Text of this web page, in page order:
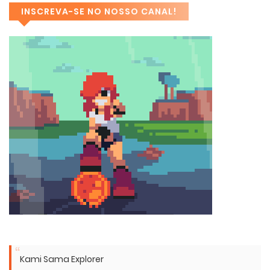
INSCREVA-SE NO NOSSO CANAL!
Kami Sama Explorer